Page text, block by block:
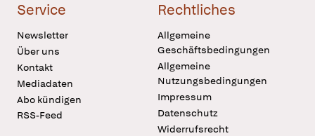
Service
Newsletter
Über uns
Kontakt
Mediadaten
Abo kündigen
RSS-Feed
Rechtliches
Allgemeine
Geschäftsbedingungen
Allgemeine
Nutzungsbedingungen
Impressum
Datenschutz
Widerrufsrecht